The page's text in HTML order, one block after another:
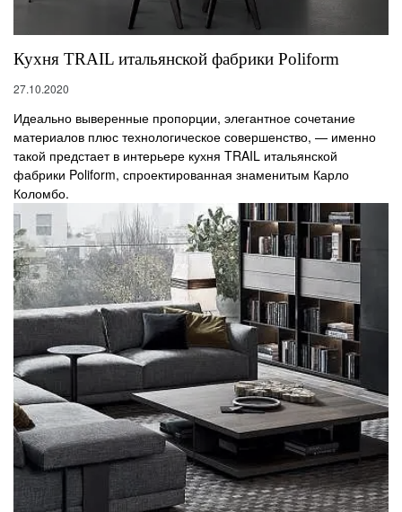
Кухня TRAIL итальянской фабрики Poliform
27.10.2020
Идеально выверенные пропорции, элегантное сочетание
материалов плюс технологическое совершенство, — именно
такой предстает в интерьере кухня TRAIL итальянской
фабрики Poliform, спроектированная знаменитым Карло
Коломбо.